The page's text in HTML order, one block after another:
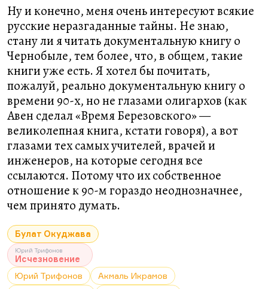
Ну и конечно, меня очень интересуют всякие
русские неразгаданные тайны. Не знаю,
стану ли я читать документальную книгу о
Чернобыле, тем более, что, в общем, такие
книги уже есть. Я хотел бы почитать,
пожалуй, реально документальную книгу о
времени 90-х, но не глазами олигархов (как
Авен сделал «Время Березовского» —
великолепная книга, кстати говоря), а вот
глазами тех самых учителей, врачей и
инженеров, на которые сегодня все
ссылаются. Потому что их собственное
отношение к 90-м гораздо неоднозначнее,
чем принято думать.
Булат Окуджава
Юрий Трифонов
Исчезновение
Юрий Трифонов
Акмаль Икрамов